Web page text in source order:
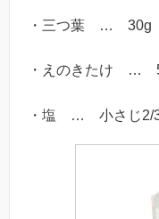
・三つ葉 … 30g
・えのきたけ …
・塩 … 小さじ2/